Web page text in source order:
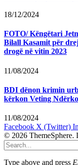
18/12/2024
FOTO/ Këngëtari
Bilall Kasamit për
drogë në vitin 2023
11/08/2024
BDI dënon krimin
kërkon Veting
11/08/2024
Facebook X (Twitter)
© 2026 ThemeSphere.
Type above and press